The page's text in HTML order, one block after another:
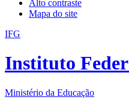
Alto contraste
Mapa do site
IFG
Instituto
Ministério da Educação